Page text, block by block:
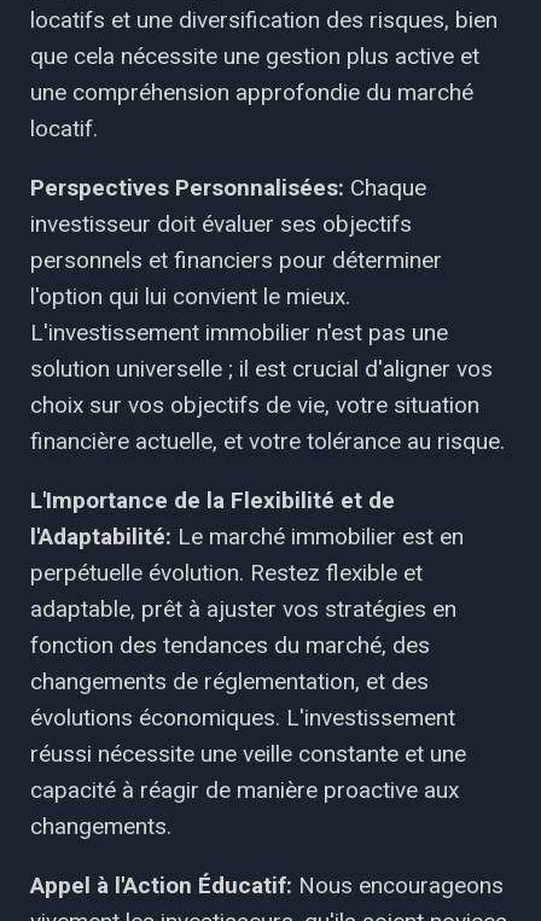
locatifs et une diversification des risques, bien
que cela nécessite une gestion plus active et
une compréhension approfondie du marché
locatif.
Perspectives Personnalisées: Chaque
investisseur doit évaluer ses objectifs
personnels et financiers pour déterminer
l'option qui lui convient le mieux.
L'investissement immobilier n'est pas une
solution universelle ; il est crucial d'aligner vos
choix sur vos objectifs de vie, votre situation
financière actuelle, et votre tolérance au risque.
L'Importance de la Flexibilité et de
l'Adaptabilité: Le marché immobilier est en
perpétuelle évolution. Restez flexible et
adaptable, prêt à ajuster vos stratégies en
fonction des tendances du marché, des
changements de réglementation, et des
évolutions économiques. L'investissement
réussi nécessite une veille constante et une
capacité à réagir de manière proactive aux
changements.
Appel à l'Action Éducatif: Nous encourageons